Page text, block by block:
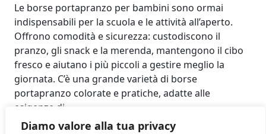
Diamo valore alla tua privacy
Le borse portapranzo per bambini sono ormai
indispensabili per la scuola e le attività all’aperto.
Offrono comodità e sicurezza: custodiscono il
pranzo, gli snack e la merenda, mantengono il cibo
fresco e aiutano i più piccoli a gestire meglio la
giornata. C’è una grande varietà di borse
portapranzo colorate e pratiche, adatte alle
esigenze di…
22 Agosto 2025